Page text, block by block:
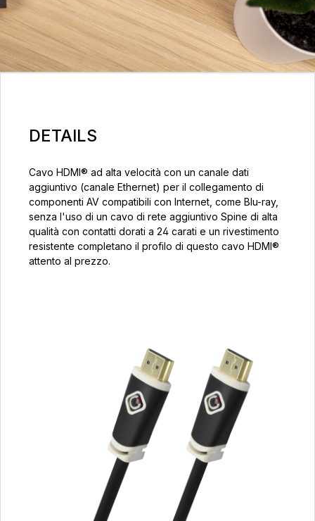
DETAILS
Cavo HDMI® ad alta velocità con un canale dati
aggiuntivo (canale Ethernet) per il collegamento di
componenti AV compatibili con Internet, come Blu-ray,
senza l'uso di un cavo di rete aggiuntivo Spine di alta
qualità con contatti dorati a 24 carati e un rivestimento
resistente completano il profilo di questo cavo HDMI®
attento al prezzo.